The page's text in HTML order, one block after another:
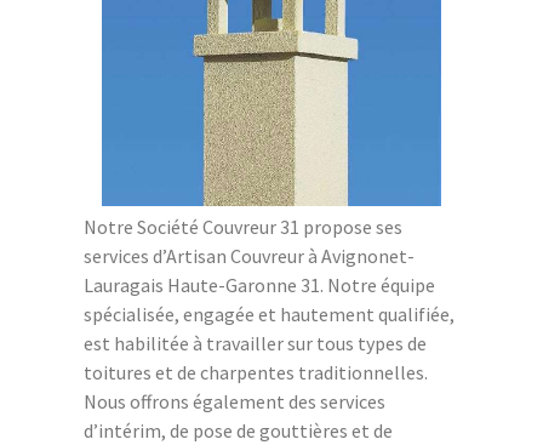
Notre Société Couvreur 31 propose ses
services d’Artisan Couvreur à Avignonet-
Lauragais Haute-Garonne 31. Notre équipe
spécialisée, engagée et hautement qualifiée,
est habilitée à travailler sur tous types de
toitures et de charpentes traditionnelles.
Nous offrons également des services
d’intérim, de pose de gouttières et de